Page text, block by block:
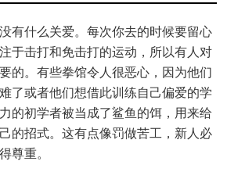
有什么关爱。每次你去的时候要留心
于击打和免击打的运动，所以有人对
的。有些拳馆令人很恶心，因为他们
了或者他们想借此训练自己偏爱的学
的初学者被当成了鲨鱼的饵，用来给
的招式。这有点像罚做苦工，新人必
尊重。